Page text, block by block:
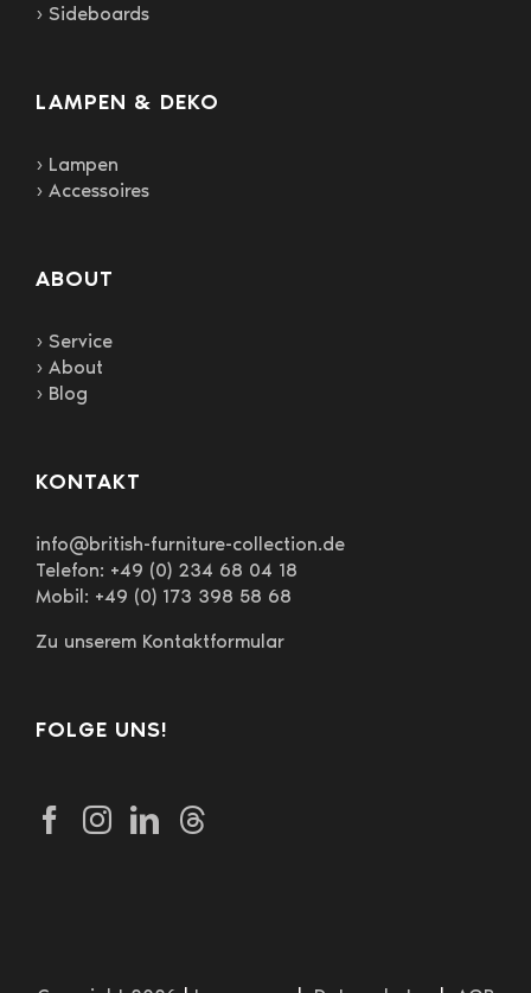
› Sideboards
LAMPEN & DEKO
› Lampen
› Accessoires
ABOUT
› Service
› About
› Blog
KONTAKT
info@british-furniture-collection.de
Telefon: +49 (0) 234 68 04 18
Mobil: +49 (0) 173 398 58 68
Zu unserem Kontaktformular
FOLGE UNS!